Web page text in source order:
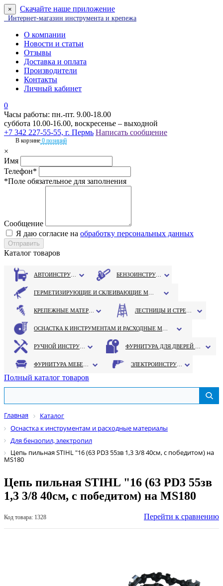
× Скачайте наше приложение
Интернет-магазин инструмента и крепежа
О компании
Новости и статьи
Отзывы
Доставка и оплата
Производители
Контакты
Личный кабинет
0
Часы работы: пн.-пт. 9.00-18.00
суббота 10.00-16.00, воскресенье – выходной
+7 342 227-55-55, г. Пермь Написать сообщение
В корзине 0 позиций
×
Имя
Телефон*
*Поле обязательное для заполнения
Сообщение
Я даю согласие на обработку персональных данных
Каталог товаров
Полный каталог товаров
Главная
Каталог
Оснастка к инструментам и расходные материалы
Для бензопил, электропил
Цепь пильная STIHL "16 (63 PD3 55зв 1,3 3/8 40см, с победитом) на
MS180
Цепь пильная STIHL "16 (63 PD3 55зв
1,3 3/8 40см, с победитом) на MS180
Код товара: 1328 Перейти к сравнению